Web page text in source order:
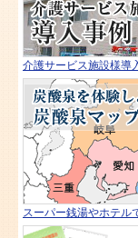
介護サービス施設様導
スーパー銭湯やホテル